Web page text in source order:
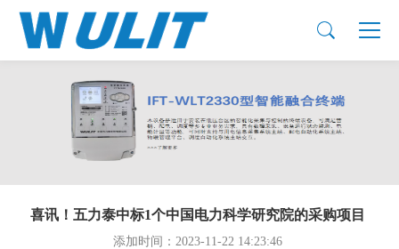
产品展示
仪表终端检测设备
喜讯！五力泰中标1个中国电力科学研究院的采购项目
添加时间：2023-11-22 14:23:46